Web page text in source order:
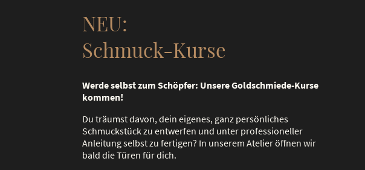
NEU:
Schmuck-Kurse
Werde selbst zum Schöpfer: Unsere Goldschmiede-Kurse
kommen!
Du träumst davon, dein eigenes, ganz persönliches
Schmuckstück zu entwerfen und unter professioneller
Anleitung selbst zu fertigen? In unserem Atelier öffnen wir
bald die Türen für dich.